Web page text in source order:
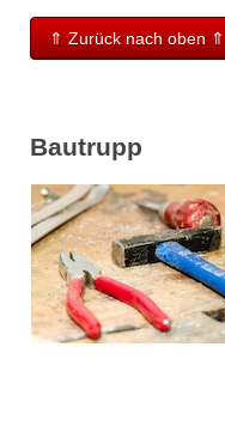
⇑ Zurück nach oben ⇑
Bautrupp